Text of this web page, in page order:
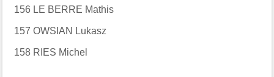
156 LE BERRE Mathis
157 OWSIAN Lukasz
158 RIES Michel